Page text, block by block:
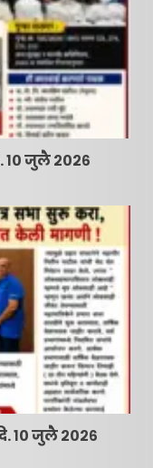
विमानतळ
तीव्र
योजनेत
आमदार
पाठपुराव्याला
) जिल्हा
साजरा
नवागत
देऊन
ड्रग्ज
पसार;
मागणी !
१० जुलै २०२६
१० जुलै २०२६